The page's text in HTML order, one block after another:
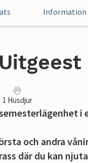
Information
1 Husdjur
och andra
där du kan